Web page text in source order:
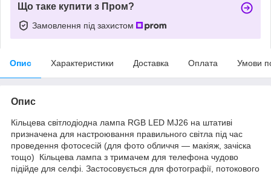
Що таке купити з Пром?
Замовлення під захистом
Опис Характеристики Доставка Оплата Умови
Опис
Кільцева світлодіодна лампа RGB LED MJ26 на штативі
призначена для настроювання правильного світла під час
проведення фотосесій (для фото обличчя — макіяж, зачіска
тощо) Кільцева лампа з тримачем для телефона чудово
підійде для селфі. Застосовується для фотографії, потокового